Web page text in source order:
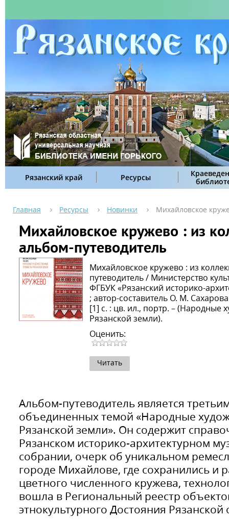
Рязанский край Ресурсы
Главная Ресурсы Новинки Михайловское
Михайловское кружево : из
альбом-путеводитель
Михайловское кружево : из
путеводитель / Министерство
ФГБУК «Рязанский историко-
; автор-составитель О. М.
[1] с. : цв. ил., портр. – (Народные
Рязанской земли).
Оценить:
Читать
Альбом-путеводитель является
объединенных темой «Народные
Рязанской земли». Он содержит
Рязанском историко-архитектурном
собрании, очерк об уникальном
городе Михайлове, где сохранились и
цветного численного кружева,
вошла в Региональный реестр
этнокультурного Достояния Рязанской